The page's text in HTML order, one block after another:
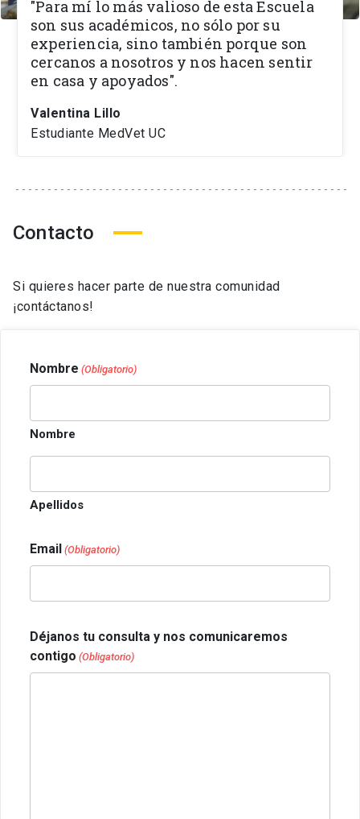
"Para mí lo más valioso de esta Escuela
son sus académicos, no sólo por su
experiencia, sino también porque son
cercanos a nosotros y nos hacen sentir
en casa y apoyados".
Valentina Lillo
Estudiante MedVet UC
Contacto
Si quieres hacer parte de nuestra comunidad
¡contáctanos!
Nombre (Obligatorio)
Nombre
Apellidos
Email (Obligatorio)
Déjanos tu consulta y nos comunicaremos
contigo (Obligatorio)